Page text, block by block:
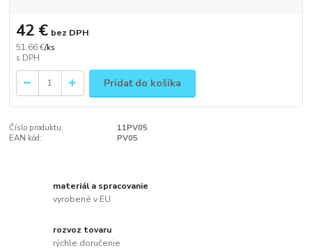
51,66 €/ks
42 € bez DPH
Pridať do košíka
Číslo produktu:
11PV05
EAN kód:
PV05
materiál a spracovanie
vyrobené v EU
rozvoz tovaru
rýchle doručenie